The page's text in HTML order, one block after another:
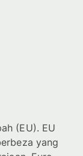
(EU). EU
yang